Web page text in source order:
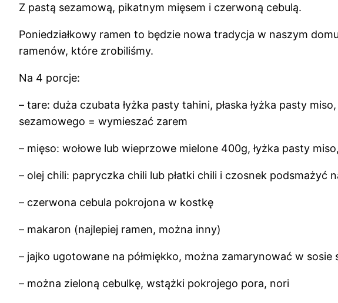
Z pastą sezamową, pikatnym mięsem i czerwoną cebulą.
Poniedziałkowy ramen to będzie nowa tradycja w naszym domu
ramenów, które zrobiliśmy.
Na 4 porcje:
– tare: duża czubata łyżka pasty tahini, płaska łyżka pasty
sezamowego = wymieszać zarem
– mięso: wołowe lub wieprzowe mielone 400g, łyżka pasty
– olej chili: papryczka chili lub płatki chili i czosnek podsmażyć
– czerwona cebula pokrojona w kostkę
– makaron (najlepiej ramen, można inny)
– jajko ugotowane na półmiękko, można zamarynować w
– można zieloną cebulkę, wstążki pokrojego pora, nori